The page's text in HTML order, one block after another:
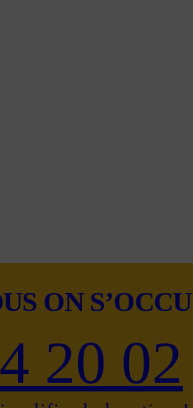
ON
20 02